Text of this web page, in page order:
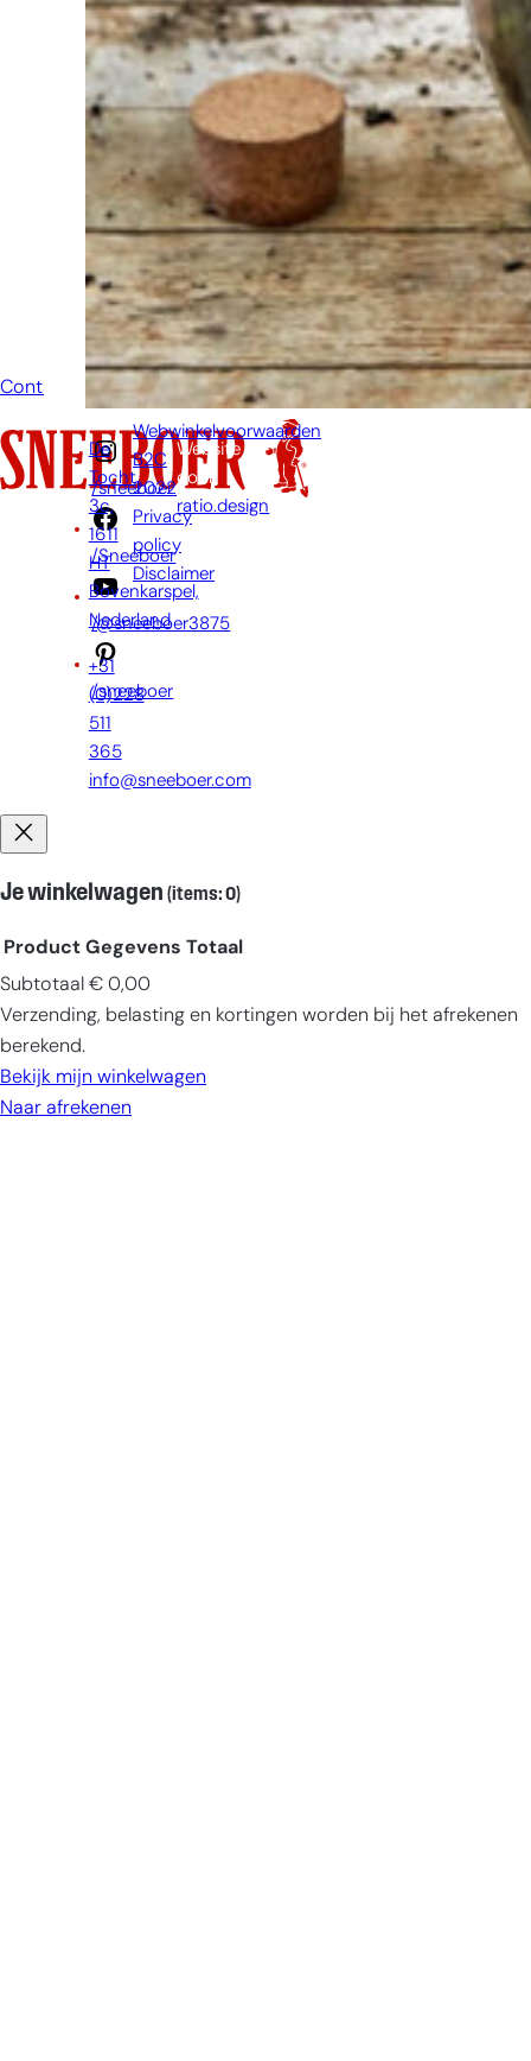
Schroom je
niet om even
te bellen of een
wanneer je een
Dan zullen wij
mogelijk jouw
beantwoorden.
Contact
/sneeboer
/Sneeboer
/@sneeboer3875
/sneeboer
De
Tocht
3c,
1611
HT
Bovenkarspel,
Nederland
+31
(0)228
511
365
info@sneeboer.com
Webwinkelvoorwaarden
B2C
2022
Privacy
policy
Disclaimer
Website
door:
ratio.design
Je winkelwagen (items: 0)
Producten
in
winkelwagen
Product Gegevens Totaal
Subtotaal € 0,00
Verzending, belasting en kortingen worden bij het afrekenen
berekend.
Bekijk mijn winkelwagen
Naar afrekenen